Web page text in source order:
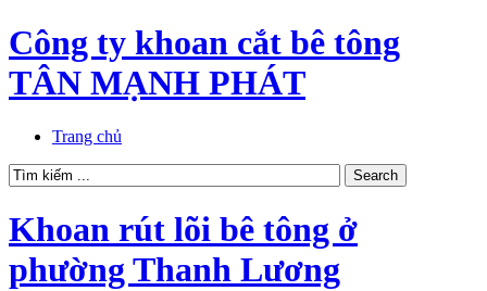
Công ty khoan cắt bê tông
TÂN MẠNH PHÁT
Trang chủ
Khoan rút lõi bê tông ở
phường Thanh Lương